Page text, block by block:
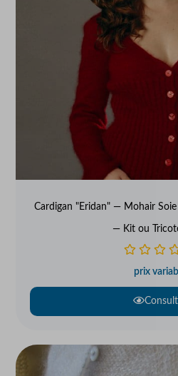
Cardigan "Eridan" — Mohair
— Kit ou
prix